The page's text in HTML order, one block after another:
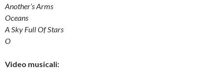
Another’s Arms
Oceans
A Sky Full Of Stars
O
Video musicali: